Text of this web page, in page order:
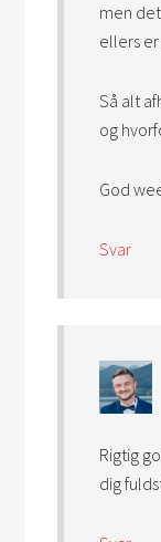
men
ellers
Så alt
og
God
Svar
Rigtig
dig